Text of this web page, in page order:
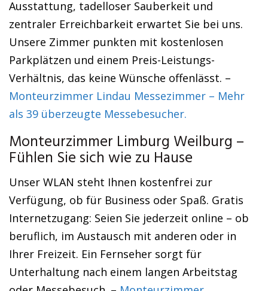
Ausstattung, tadelloser Sauberkeit und
zentraler Erreichbarkeit erwartet Sie bei uns.
Unsere Zimmer punkten mit kostenlosen
Parkplätzen und einem Preis-Leistungs-
Verhältnis, das keine Wünsche offenlässt. –
Monteurzimmer Lindau Messezimmer – Mehr
als 39 überzeugte Messebesucher.
Monteurzimmer Limburg Weilburg –
Fühlen Sie sich wie zu Hause
Unser WLAN steht Ihnen kostenfrei zur
Verfügung, ob für Business oder Spaß. Gratis
Internetzugang: Seien Sie jederzeit online – ob
beruflich, im Austausch mit anderen oder in
Ihrer Freizeit. Ein Fernseher sorgt für
Unterhaltung nach einem langen Arbeitstag